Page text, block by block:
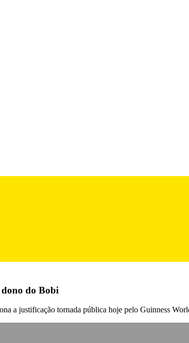
dono do Bobi
a justificação tornada pública hoje pelo Guinness